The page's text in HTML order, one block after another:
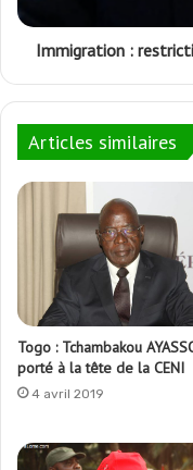
Immigration :
Articles similaires
Togo : Tchambakou
porté à la tête de la CENI
4 avril 2019